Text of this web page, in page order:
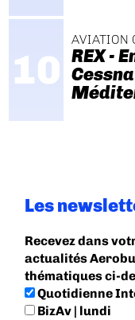
AVIATION
REX -
Les
Recevez dans
actualités
thématiques ci-
Quotidienne
BizAv | lundi